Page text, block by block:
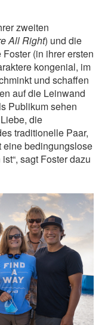
zweiten
All Right) und die
(in ihrer ersten
kongenial, im
und schaffen
auf die Leinwand
Publikum sehen
die
traditionelle Paar,
eine bedingungslose
sagt Foster dazu